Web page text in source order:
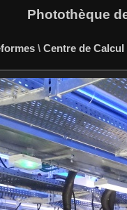
Photothèque
\ Centre de Calcul